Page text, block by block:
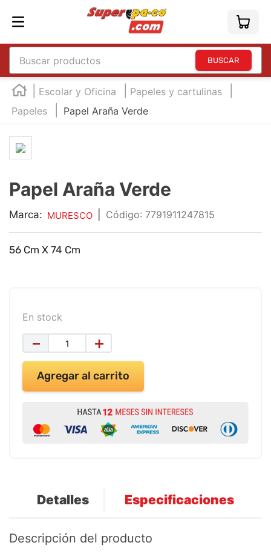
Buscar productos
Escolar y Oficina
Papeles y cartulinas
Papeles
Papel Araña Verde
Papel Araña Verde
Marca: MURESCO : 7791911247815
56 Cm X 74 Cm
En stock
＋
－
Agregar al carrito
Detalles Especificaciones
Descripción del producto
TÉRMINOS MÁS BUSCADOS
england
2.
edding e360
3
5.
mouse
6.
marcadores
7.
audifonos
8.
teclado